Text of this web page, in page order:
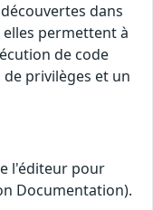
dans
permettent à
de code
privilèges et un
l'éditeur pour
Documentation).